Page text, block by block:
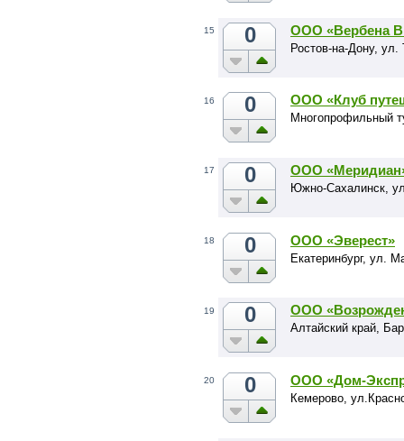
15 0 ООО «Вербена
Ростов-на-Дону, ул.
16 0 ООО «Клуб
Многопрофильный
17 0 ООО
Южно-Сахалинск,
18 0 ООО «Эверест»
Екатеринбург, ул.
19 0 ООО
Алтайский край,
20 0 ООО «Дом-
Кемерово,